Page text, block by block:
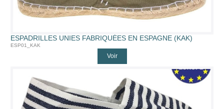
ESPADRILLES UNIES FABRIQUÉES EN ESPAGNE (KAK)
ESP01_KAK
Voir